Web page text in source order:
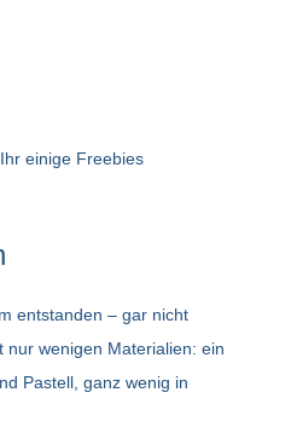
einige Freebies
entstanden – gar nicht
nur wenigen Materialien: ein
Pastell, ganz wenig in